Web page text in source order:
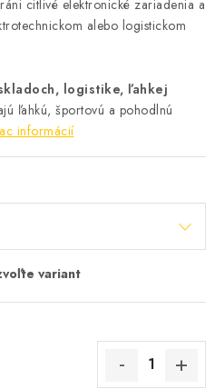
citlivé elektronické zariadenia a
alebo logistickom
logistike, ľahkej
ľahkú, športovú a pohodlnú
informácií